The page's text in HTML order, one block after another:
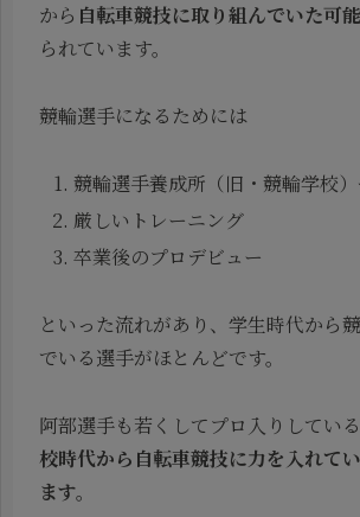
から 自転車競技に取り組んでいた可
られています。
競輪選手になるためには
競輪選手養成所（旧・競輪学校
厳しいトレーニング
卒業後のプロデビュー
といった流れがあり、学生時代から
でいる選手がほとんどです。
阿部選手も若くしてプロ入りしている
校時代から自転車競技に力を入れて
ます。